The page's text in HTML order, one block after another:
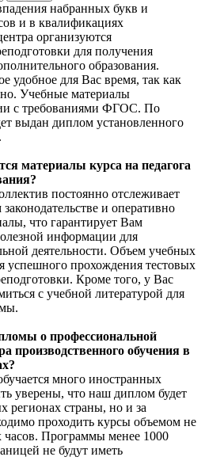
набранных букв и
и в квалификациях
организуются
для получения
образования.
удобное для Вас время, так как
Учебные материалы
с требованиями ФГОС. По
выдан диплом установленного
материалы курса на педагога
постоянно отслеживает
и оперативно
что гарантирует Вам
информации для
деятельности. Объем учебных
успешного прохождения тестовых
Кроме того, у Вас
с учебной литературой для
о профессиональной
производственного обучения в
много иностранных
уверены, что наш диплом будет
регионах страны, но и за
проходить курсы объемом не
часов. Программы менее 1000
не будут иметь